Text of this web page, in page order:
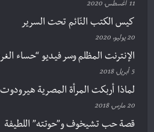
11 أغسطس، 2020
كيس الكتب النّائم تحت السرير
20 يوليو، 2020
الإنترنت المظلم وسر فيديو “حساء
5 أبريل، 2018
لماذا أربكت المرأة المصرية
20 مارس، 2018
قصة حب تشيخوف و”حوتته” اللطيفة